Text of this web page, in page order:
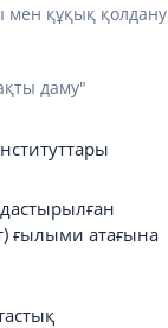
мен құқық қолдану
даму"
ғылыми атағына